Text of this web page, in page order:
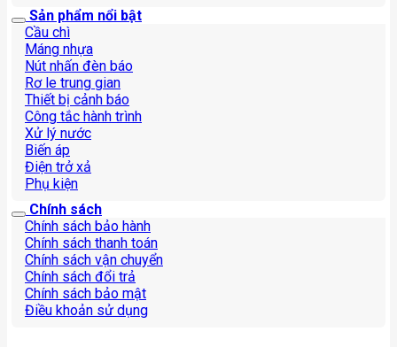
Sản phẩm nổi bật
Cầu chì
Máng nhựa
Nút nhấn đèn báo
Rơ le trung gian
Thiết bị cảnh báo
Công tắc hành trình
Xử lý nước
Biến áp
Điện trở xả
Phụ kiện
Chính sách
Chính sách bảo hành
Chính sách thanh toán
Chính sách vận chuyển
Chính sách đổi trả
Chính sách bảo mật
Điều khoản sử dụng